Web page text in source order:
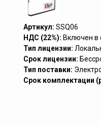
Артикул: SSQ06
НДС (22%): Включен в
Тип лицензии:
Срок лицензии:
Тип поставки:
Срок комплектации